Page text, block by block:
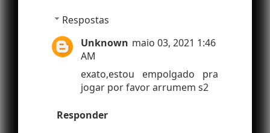
Respostas
Unknown maio 03, 2021 1:46
AM
exato,estou empolgado pra
jogar por favor arrumem s2
Responder